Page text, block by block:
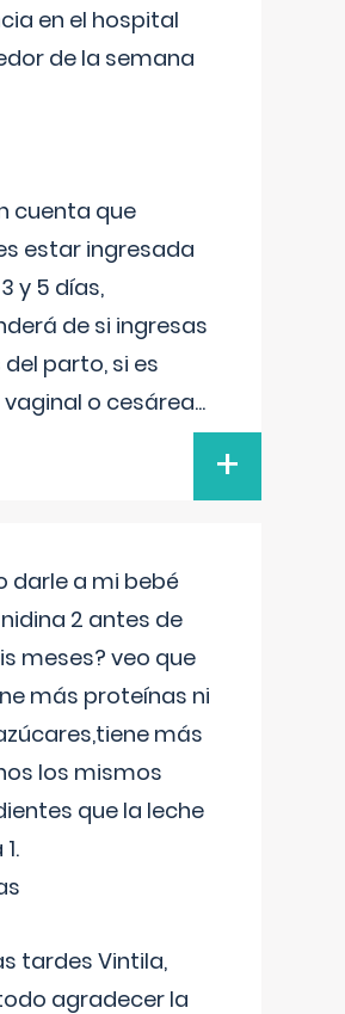
en el hospital
de la semana
cuenta que
estar ingresada
y 5 días,
de si ingresas
parto, si es
o cesárea...
+
darle a mi bebé
2 antes de
meses? veo que
más proteínas ni
más
los mismos
que la leche
tardes Vintila,
agradecer la